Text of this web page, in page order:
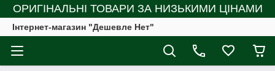
ОРИГІНАЛЬНІ ТОВАРИ ЗА НИЗЬКИМИ ЦІНАМИ
Інтернет-магазин "Дешевле Нет"